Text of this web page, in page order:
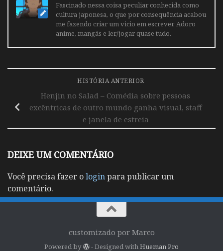
Fascinado nessa coisa peculiar conhecida como
cultura japonesa, o que por consequência acabou
me fazendo criar um vicio em escrever. Adoro
anime, mangás e ler/jogar quase tudo.
HISTÓRIA ANTERIOR
Henjin no Salad – Comédia sobre pessoas
excêntricas de outro mundo ganha visual, staff
e janela de estreia
DEIXE UM COMENTÁRIO
Você precisa fazer ologinpara publicar um
comentário.
customizado por Marco
Powered by - Designed with Hueman Pro